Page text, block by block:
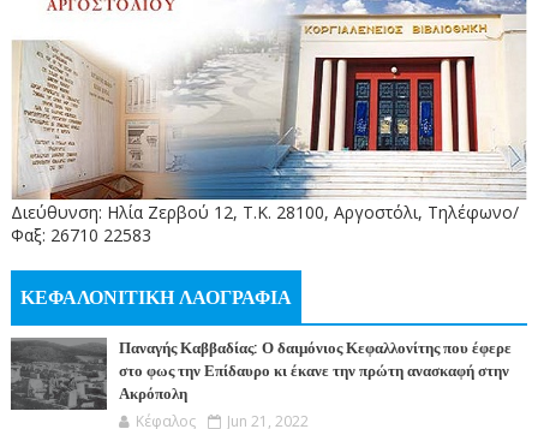
Διεύθυνση: Ηλία Ζερβού 12, Τ.Κ. 28100, Αργοστόλι, Τηλέφωνο/
Φαξ: 26710 22583
ΚΕΦΑΛΟΝΙΤΙΚΗ ΛΑΟΓΡΑΦΙΑ
Παναγής Καββαδίας: Ο δαιμόνιος Κεφαλλονίτης που έφερε
στο φως την Επίδαυρο κι έκανε την πρώτη ανασκαφή στην
Ακρόπολη
Κέφαλος Jun 21, 2022